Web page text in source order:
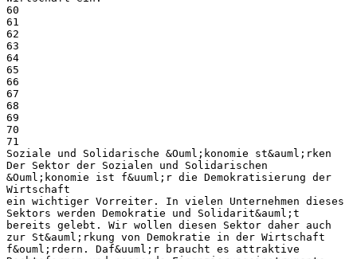
60
61
62
63
64
65
66
67
68
69
70
71
Soziale und Solidarische &Ouml;konomie st&auml;rken
Der Sektor der Sozialen und Solidarischen
&Ouml;konomie ist f&uuml;r die Demokratisierung der
Wirtschaft
ein wichtiger Vorreiter. In vielen Unternehmen dieses
Sektors werden Demokratie und Solidarit&auml;t
bereits gelebt. Wir wollen diesen Sektor daher auch
zur St&auml;rkung von Demokratie in der Wirtschaft
f&ouml;rdern. Daf&uuml;r braucht es attraktive